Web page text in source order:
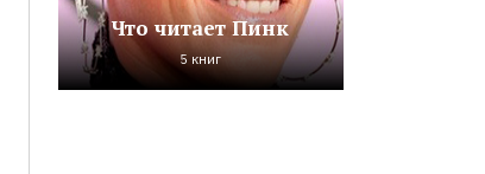
Что читает Пинк
5 книг